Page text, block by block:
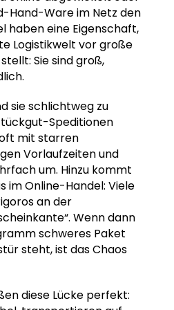
Hand-Ware im Netz den
haben eine Eigenschaft,
Logistikwelt vor große
Sie sind groß,
sie schlichtweg zu
Speditionen
mit starren
Vorlaufzeiten und
um. Hinzu kommt
im Online-Handel: Viele
an der
Wenn dann
schweres Paket
steht, ist das Chaos
diese Lücke perfekt: